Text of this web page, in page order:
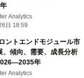
Analytics
日 18:59
ントエンドモジュール市
、傾向、需要、成長分析
年
Analytics